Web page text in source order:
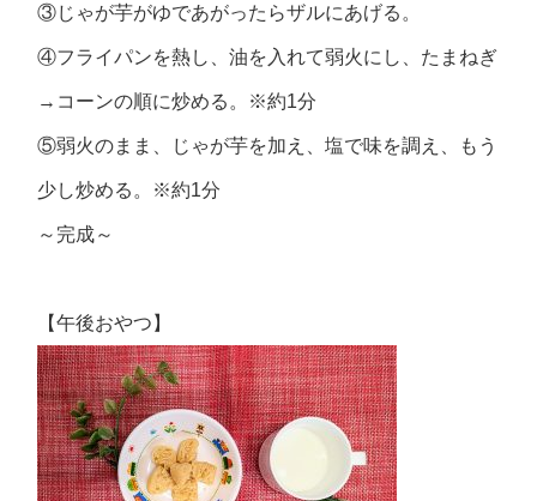
③じゃが芋がゆであがったらザルにあげる。
④フライパンを熱し、油を入れて弱火にし、たまねぎ
→コーンの順に炒める。※約1分
⑤弱火のまま、じゃが芋を加え、塩で味を調え、もう
少し炒める。※約1分
～完成～
【午後おやつ】